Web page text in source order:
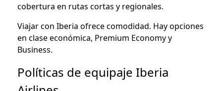
cobertura en rutas cortas y regionales.
Viajar con Iberia ofrece comodidad. Hay opciones
en clase económica, Premium Economy y
Business.
Políticas de equipaje Iberia